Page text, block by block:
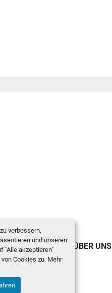
verbessern,
und unseren
"Alle akzeptieren"
Cookies zu. Mehr
NEWS ÜBER UNS